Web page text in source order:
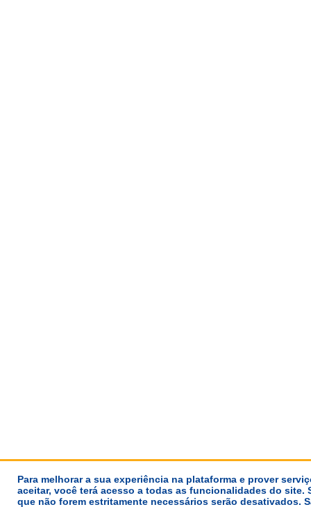
Para melhorar a sua experiência na plataforma e prover
aceitar, você terá acesso a todas as funcionalidades do site.
que não forem estritamente necessários serão desativados.